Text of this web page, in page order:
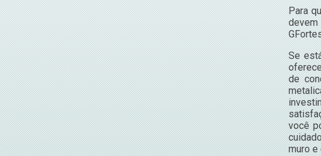
Para
devem
Se
de
você
muro